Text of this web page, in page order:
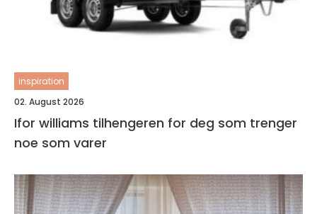
inspiration
02. August 2026
Ifor williams tilhengeren for deg som trenger
noe som varer